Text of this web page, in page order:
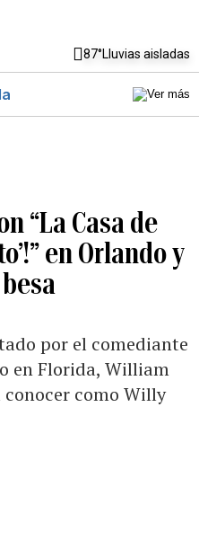
87°Lluvias aisladas
“La Casa de
en Orlando y
por el comediante
en Florida, William
como Willy